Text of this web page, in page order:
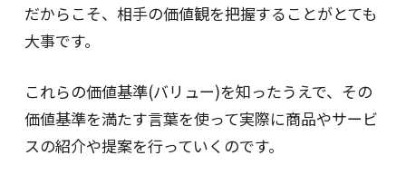
だからこそ、相手の価値観を把握することがとても
大事です。
これらの価値基準(バリュー)を知ったうえで、その
価値基準を満たす言葉を使って実際に商品やサービ
スの紹介や提案を行っていくのです。